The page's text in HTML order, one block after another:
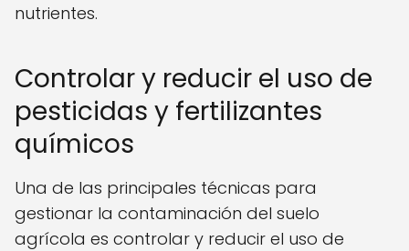
nutrientes.
Controlar y reducir el uso de
pesticidas y fertilizantes
químicos
Una de las principales técnicas para
gestionar la contaminación del suelo
agrícola es controlar y reducir el uso de